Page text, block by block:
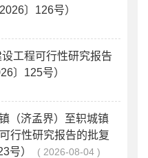
〕126号）
工程可行性研究报告
〕125号）
（济孟界）至轵城镇
行性研究报告的批复
号）
2026-08-04